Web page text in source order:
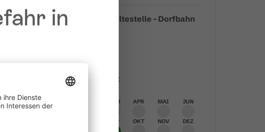
Du
Ziel Bushaltestelle - Dorfbahn
Beste Jahreszeit
MÄR APR MAI JUN
SEP OKT NOV DEZ
in
sind vor allem in